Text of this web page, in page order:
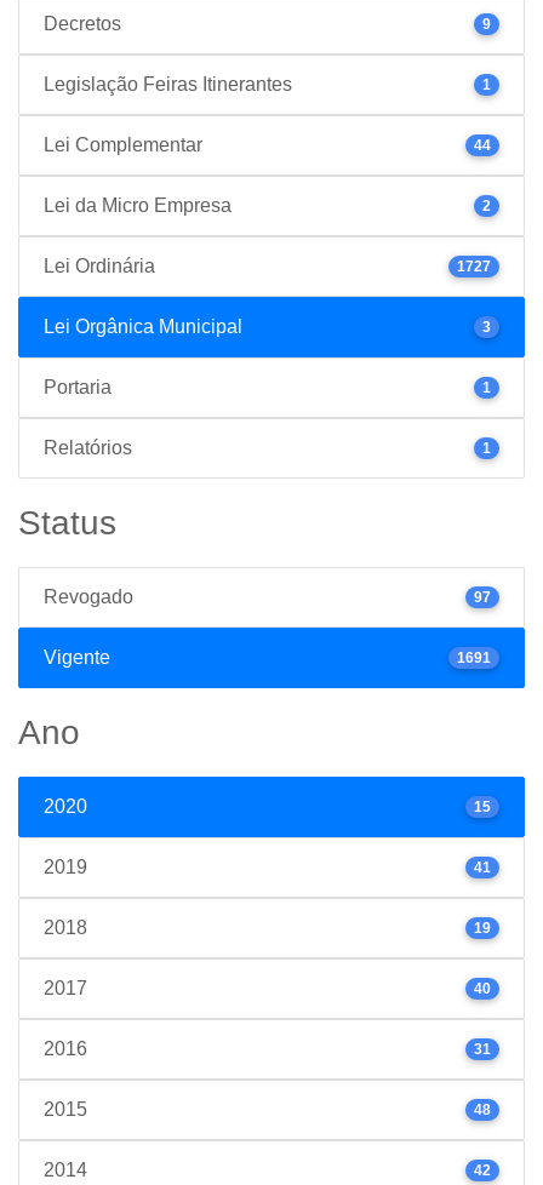
Decretos 9
Legislação Feiras Itinerantes 1
Lei Complementar 44
Lei da Micro Empresa 2
Lei Ordinária 1727
Lei Orgânica Municipal 3
Portaria 1
Relatórios 1
Status
Revogado 97
Vigente 1691
Ano
2020 15
2019 41
2018 19
2017 40
2016 31
2015 48
2014 42